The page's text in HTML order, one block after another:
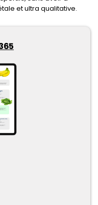
et ultra qualitative.